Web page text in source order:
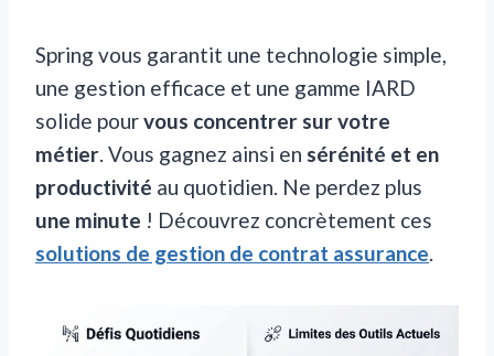
Spring vous garantit une technologie simple,
une gestion efficace et une gamme IARD
solide pourvous concentrer sur votre
métier. Vous gagnez ainsi en sérénité et en
productivité au quotidien. Ne perdez plus
une minute ! Découvrez concrètement ces
solutions de gestion de contrat assurance.